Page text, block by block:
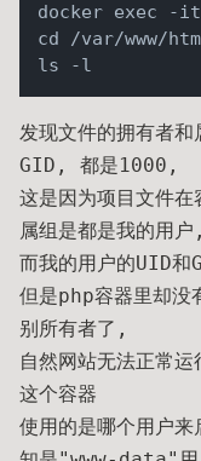
docker exec -it
cd /var/www/
发现文件的拥有者
GID, 都是1000,
这是因为项目文件
属组是都是我的用户,
而我的用户的UID
但是php容器里却没
别所有者了,
自然网站无法正常
这个容器
使用的是哪个用户